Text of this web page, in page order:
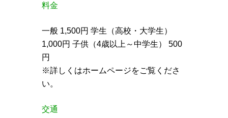
料金
一般 1,500円 学生（高校・大学生）
1,000円 子供（4歳以上～中学生） 500
円
※詳しくはホームページをご覧くださ
い。
交通